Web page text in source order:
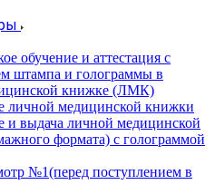
обучение и аттестация с
штампа и голограммы в
книжке (ЛМК)
личной медицинской книжки
и выдача личной медицинской
формата) с голограммой
№1(перед поступлением в